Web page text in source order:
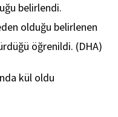
belirlendi.
olduğu belirlenen
öğrenildi. (DHA)
kül oldu